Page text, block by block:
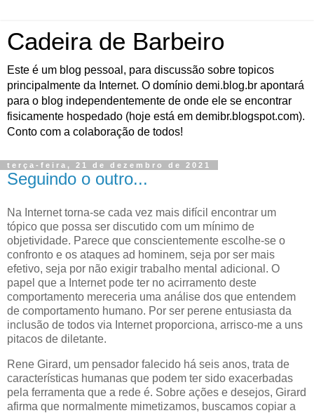
Cadeira de Barbeiro
Este é um blog pessoal, para discussão sobre topicos
principalmente da Internet. O domínio demi.blog.br apontará
para o blog independentemente de onde ele se encontrar
fisicamente hospedado (hoje está em demibr.blogspot.com).
Conto com a colaboração de todos!
terça-feira, 21 de dezembro de 2021
Seguindo o outro...
Na Internet torna-se cada vez mais difícil encontrar um
tópico que possa ser discutido com um mínimo de
objetividade. Parece que conscientemente escolhe-se o
confronto e os ataques ad hominem, seja por ser mais
efetivo, seja por não exigir trabalho mental adicional. O
papel que a Internet pode ter no acirramento deste
comportamento mereceria uma análise dos que entendem
de comportamento humano. Por ser perene entusiasta da
inclusão de todos via Internet proporciona, arrisco-me a uns
pitacos de diletante.
Rene Girard, um pensador falecido há seis anos, trata de
características humanas que podem ter sido exacerbadas
pela ferramenta que a rede é. Sobre ações e desejos, Girard
afirma que normalmente mimetizamos, buscamos copiar a